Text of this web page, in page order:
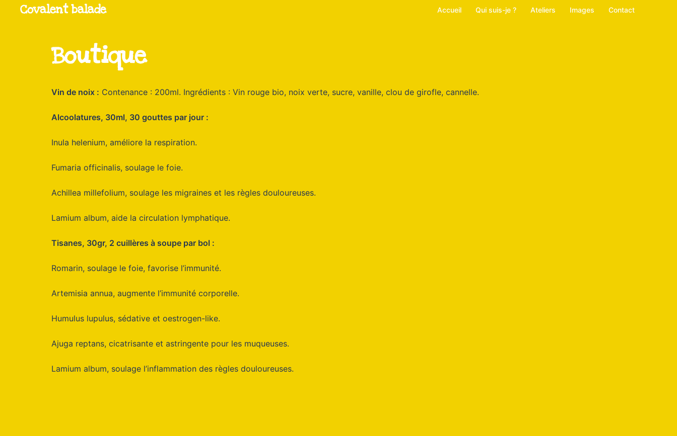
Covalent balade Accueil Qui suis-je ? Ateliers Images Contact
Boutique
Vin de noix : Contenance : 200ml. Ingrédients : Vin rouge bio, noix verte, sucre, vanille, clou de girofle, cannelle.
Alcoolatures, 30ml, 30 gouttes par jour :
Inula helenium, améliore la respiration.
Fumaria officinalis, soulage le foie.
Achillea millefolium, soulage les migraines et les règles douloureuses.
Lamium album, aide la circulation lymphatique.
Tisanes, 30gr, 2 cuillères à soupe par bol :
Romarin, soulage le foie, favorise l’immunité.
Artemisia annua, augmente l’immunité corporelle.
Humulus lupulus, sédative et oestrogen-like.
Ajuga reptans, cicatrisante et astringente pour les muqueuses.
Lamium album, soulage l’inflammation des règles douloureuses.